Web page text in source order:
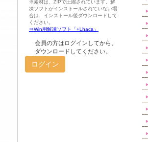
会員の方はログインしてから、
ダウンロードしてください。
ログイン